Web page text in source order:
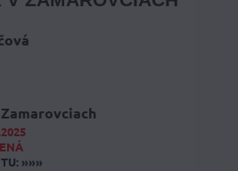
»»»